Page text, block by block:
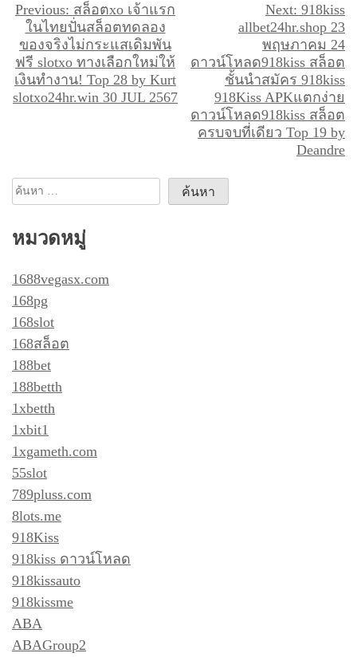
แ
ะ
แ
น
รื่
อ
Previous: สล็อตxo เจ้าแรก
ในไทยปั่นสล็อตทดลอง
ของจริงไม่กระแสเดิมพัน
ฟรี slotxo ทางเลือกใหม่ให้
เงินทำงาน! Top 28 by Kurt
slotxo24hr.win 30 JUL 2567
Next: 918kiss
allbet24hr.shop 23
พฤษภาคม 24
ดาวน์โหลด918kiss สล็อต
ชั้นนำสมัคร 918kiss
918Kiss APKแตกง่าย
ดาวน์โหลด918kiss สล็อต
ครบจบที่เดียว Top 19 by
Deandre
ค้นหา
หมวดหมู่
1688vegasx.com
168pg
168slot
168สล็อต
188bet
188betth
1xbetth
1xbit1
1xgameth.com
55slot
789pluss.com
8lots.me
918Kiss
918kiss ดาวน์โหลด
918kissauto
918kissme
ABA
ABAGroup2